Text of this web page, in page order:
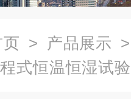
> 产品展示
式恒温恒湿试